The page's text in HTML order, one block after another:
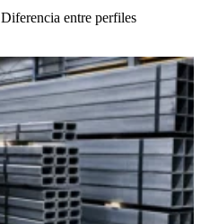
Diferencia entre perfiles